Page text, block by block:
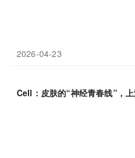
2026-04-23
Cell：皮肤的“神经青春线”，